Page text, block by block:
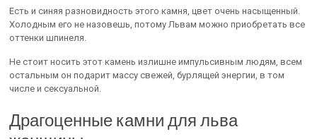
Есть и синяя разновидность этого камня, цвет очень насыщенный.
Холодным его не назовешь, потому Львам можно приобретать все
оттенки шпинеля.
Не стоит носить этот камень излишне импульсивным людям, всем
остальным он подарит массу свежей, бурлящей энергии, в том
числе и сексуальной.
Драгоценные камни для льва